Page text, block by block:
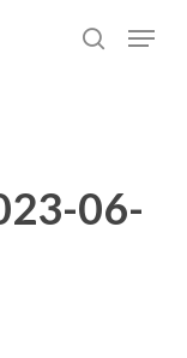
cerca
Menu
06-